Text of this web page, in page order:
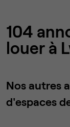
104
louer à
Nos autres
d'espaces